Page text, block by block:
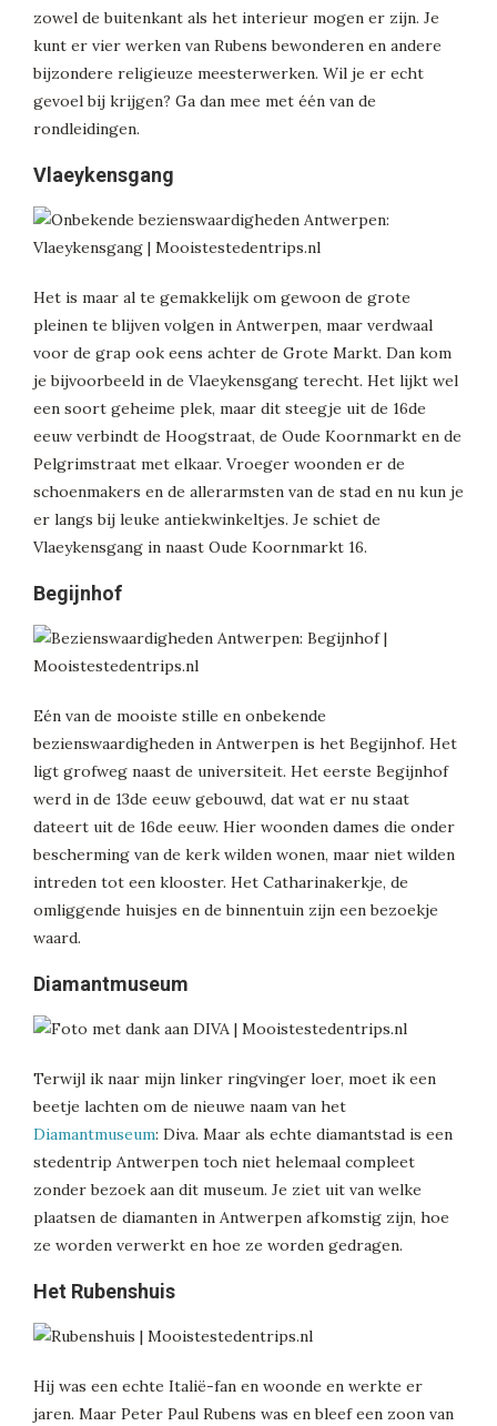
zowel de buitenkant als het interieur mogen er zijn. Je
kunt er vier werken van Rubens bewonderen en andere
bijzondere religieuze meesterwerken. Wil je er echt
gevoel bij krijgen? Ga dan mee met één van de
rondleidingen.
Vlaeykensgang
Het is maar al te gemakkelijk om gewoon de grote
pleinen te blijven volgen in Antwerpen, maar verdwaal
voor de grap ook eens achter de Grote Markt. Dan kom
je bijvoorbeeld in de Vlaeykensgang terecht. Het lijkt wel
een soort geheime plek, maar dit steegje uit de 16de
eeuw verbindt de Hoogstraat, de Oude Koornmarkt en de
Pelgrimstraat met elkaar. Vroeger woonden er de
schoenmakers en de allerarmsten van de stad en nu kun je
er langs bij leuke antiekwinkeltjes. Je schiet de
Vlaeykensgang in naast Oude Koornmarkt 16.
Begijnhof
Eén van de mooiste stille en onbekende
bezienswaardigheden in Antwerpen is het Begijnhof. Het
ligt grofweg naast de universiteit. Het eerste Begijnhof
werd in de 13de eeuw gebouwd, dat wat er nu staat
dateert uit de 16de eeuw. Hier woonden dames die onder
bescherming van de kerk wilden wonen, maar niet wilden
intreden tot een klooster. Het Catharinakerkje, de
omliggende huisjes en de binnentuin zijn een bezoekje
waard.
Diamantmuseum
Terwijl ik naar mijn linker ringvinger loer, moet ik een
beetje lachten om de nieuwe naam van het
Diamantmuseum: Diva. Maar als echte diamantstad is een
stedentrip Antwerpen toch niet helemaal compleet
zonder bezoek aan dit museum. Je ziet uit van welke
plaatsen de diamanten in Antwerpen afkomstig zijn, hoe
ze worden verwerkt en hoe ze worden gedragen.
Het Rubenshuis
Hij was een echte Italië-fan en woonde en werkte er
jaren. Maar Peter Paul Rubens was en bleef een zoon van